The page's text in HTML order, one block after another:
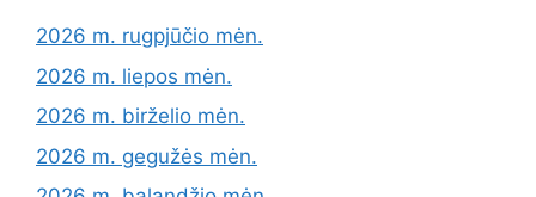
2026 m. rugpjūčio mėn.
2026 m. liepos mėn.
2026 m. birželio mėn.
2026 m. gegužės mėn.